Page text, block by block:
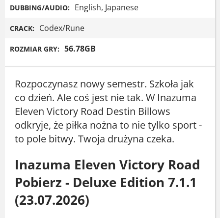
DUBBING/AUDIO: English, Japanese
CRACK: Codex/Rune
ROZMIAR GRY: 56.78GB
Rozpoczynasz nowy semestr. Szkoła jak
co dzień. Ale coś jest nie tak. W Inazuma
Eleven Victory Road Destin Billows
odkryje, że piłka nożna to nie tylko sport -
to pole bitwy. Twoja drużyna czeka.
Inazuma Eleven Victory Road
Pobierz - Deluxe Edition 7.1.1
(23.07.2026)